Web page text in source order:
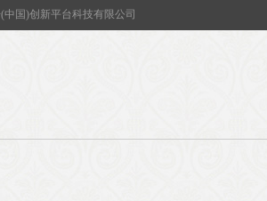
中国)创新平台科技有限公司